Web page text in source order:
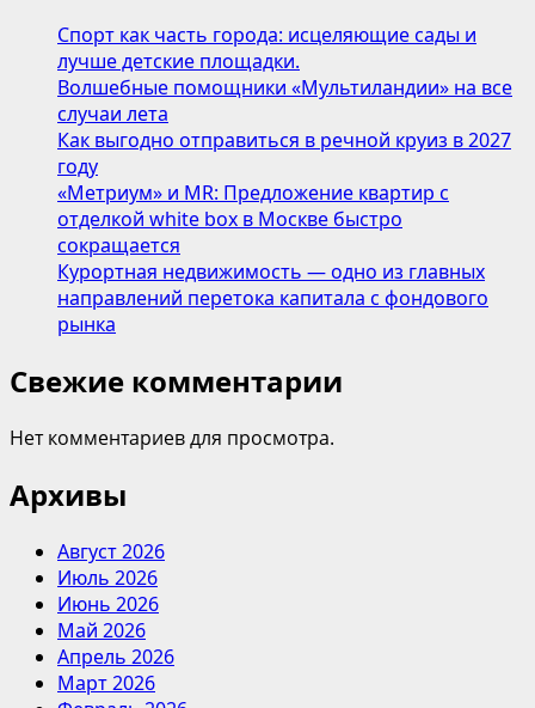
Спорт как часть города: исцеляющие сады и
лучше детские площадки.
Волшебные помощники «Мультиландии» на все
случаи лета
Как выгодно отправиться в речной круиз в 2027
году
«Метриум» и MR: Предложение квартир с
отделкой white box в Москве быстро
сокращается
Курортная недвижимость — одно из главных
направлений перетока капитала с фондового
рынка
Свежие комментарии
Нет комментариев для просмотра.
Архивы
Август 2026
Июль 2026
Июнь 2026
Май 2026
Апрель 2026
Март 2026